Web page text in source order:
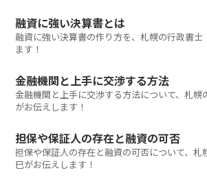
融資に強い決算書とは
融資に強い決算書の作り方を、札幌の行政書
ます！
金融機関と上手に交渉する方法
金融機関と上手に交渉する方法について、札
がお伝えします！
担保や保証人の存在と融資の可否
担保や保証人の存在と融資の可否について、
巳がお伝えします！